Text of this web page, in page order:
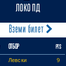
ЛОКО ПД
Вземи билет
ОТБОР PTS
Левски 9